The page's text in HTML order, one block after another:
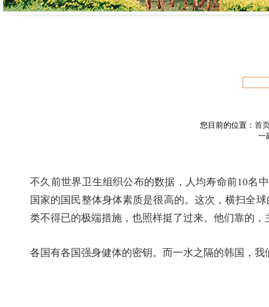
您目前的位置： 首
一
不久前世界卫生组织公布的数据，人均寿命前10名
国家的国民整体身体素质是很高的。这次，横扫全
类不得已的极端措施，也照样挺了过来。他们靠的
各国有各国强身健体的密钥。而一水之隔的韩国，